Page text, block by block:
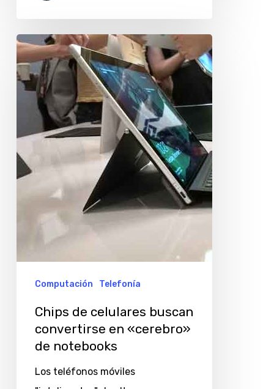
Chips
de
celulares
buscan
convertirse
en
«cerebro»
de
notebooks
Computación Telefonía
Chips de celulares buscan
convertirse en «cerebro»
de notebooks
Los teléfonos móviles